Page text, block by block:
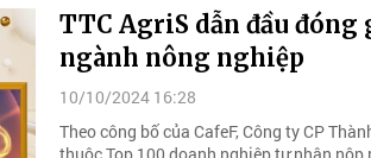
TTC AgriS dẫn đầu
ngành nông nghiệp
10/10/2024 16:28
Theo công bố của CafeF, Công ty CP